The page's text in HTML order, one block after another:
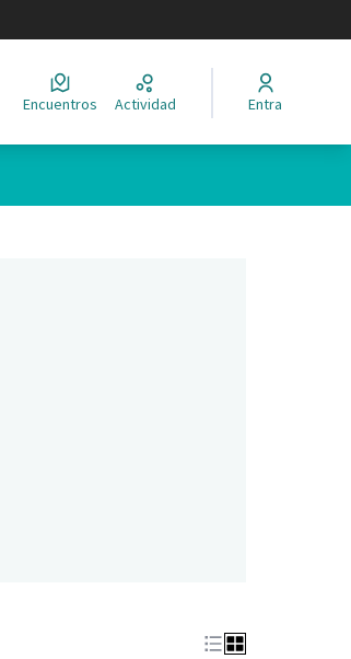
Encuentros Actividad Entra